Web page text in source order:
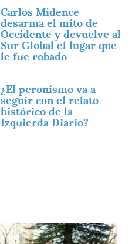
Carlos Midence
desarma el mito de
Occidente y devuelve al
Sur Global el lugar que
le fue robado
¿El peronismo va a
seguir con el relato
histórico de la
Izquierda Diario?